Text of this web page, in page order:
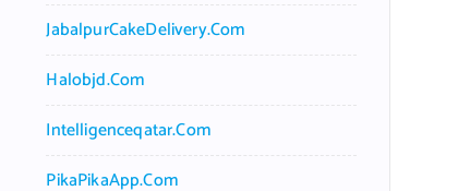
JabalpurCakeDelivery.com
Halobjd.com
Intelligenceqatar.com
PikaPikaApp.com